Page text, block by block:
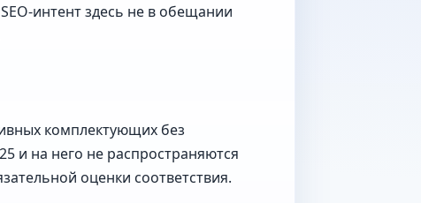
интент здесь не в обещании
комплектующих без
и на него не распространяются
оценки соответствия.